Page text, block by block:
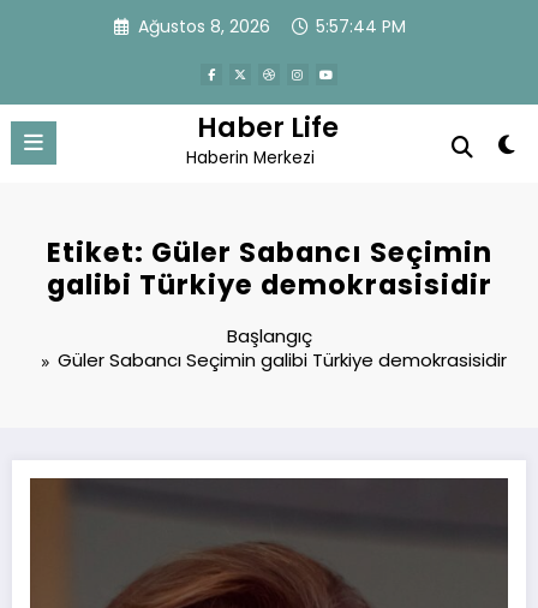
Ağustos 8, 2026 5:57:45 PM
Haber Life
Haberin Merkezi
Etiket: Güler Sabancı Seçimin
galibi Türkiye demokrasisidir
Başlangıç
Güler Sabancı Seçimin galibi Türkiye demokrasisidir